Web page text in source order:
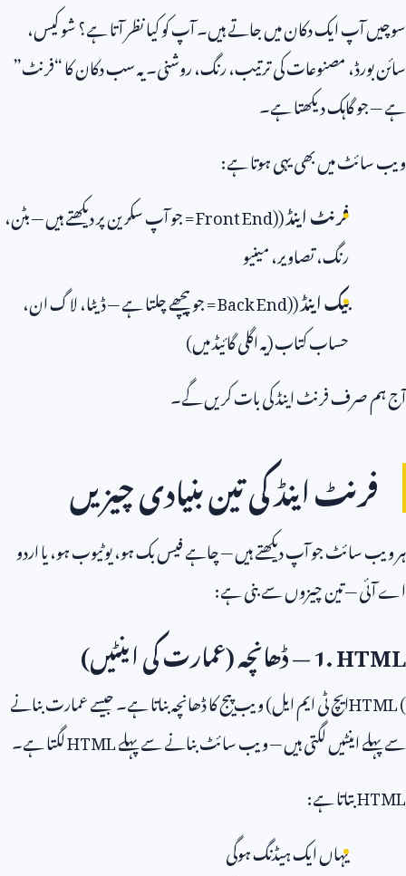
سوچیں آپ ایک دکان میں جاتے ہیں۔ آپ کو کیا نظر آتا ہے؟ شو کیس،
سائن بورڈ، مصنوعات کی ترتیب، رنگ، روشنی۔ یہ سب دکان کا “فرنٹ”
ہے — جو گاہک دیکھتا ہے۔
ویب سائٹ میں بھی یہی ہوتا ہے:
فرنٹ اینڈ(
Front End)= جو آپ سکرین پر دیکھتے ہیں — بٹن،
رنگ، تصاویر، مینیو
بیک اینڈ(
Back End)= جو پیچھے چلتا ہے — ڈیٹا، لاگ ان،
حساب کتاب (یہ اگلی گائیڈ میں)
آج ہم صرف فرنٹ اینڈ کی بات کریں گے۔
فرنٹ اینڈ کی تین بنیادی چیزیں
ہر ویب سائٹ جو آپ دیکھتے ہیں — چاہے فیس بک ہو، یوٹیوب ہو، یا اردو
اے آئی — تین چیزوں سے بنی ہے:
1. HTML— ڈھانچہ (عمارت کی اینٹیں)
HTML (ایچ ٹی ایم ایل) ویب پیج کا ڈھانچہ بناتا ہے۔ جیسے عمارت بنانے
سے پہلے اینٹیں لگتی ہیں — ویب سائٹ بنانے سے پہلےHTMLلگتا ہے۔
HTMLبتاتا ہے:
یہاں ایک ہیڈنگ ہوگی